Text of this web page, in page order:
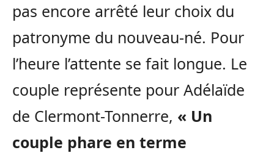
pas encore arrêté leur choix du
patronyme du nouveau-né. Pour
l’heure l’attente se fait longue. Le
couple représente pour Adélaïde
de Clermont-Tonnerre, « Un
couple phare en terme